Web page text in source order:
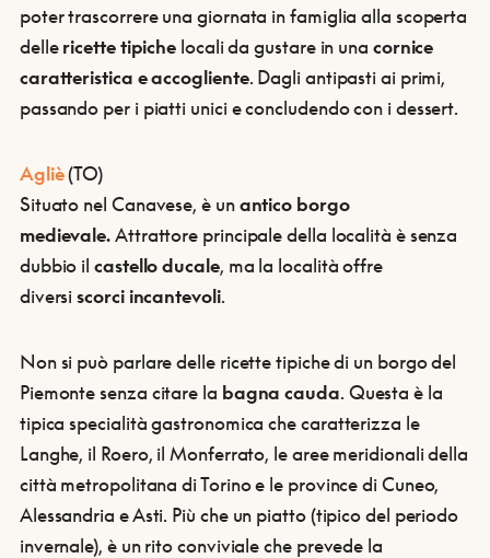
poter trascorrere una giornata in famiglia alla scoperta
dellericette tipiche locali da gustare in una cornice
caratteristica e accogliente. Dagli antipasti ai primi,
passando per i piatti unici e concludendo con i dessert.
Agliè(TO)
Situato nel Canavese, è unantico borgo
medievale.Attrattore principale della località è senza
dubbio ilcastello ducale, ma la località offre
diversiscorci incantevoli.
Non si può parlare delle ricette tipiche di un borgo del
Piemonte senza citare la bagna cauda. Questa è la
tipica specialità gastronomica che caratterizza le
Langhe, il Roero, il Monferrato, le aree meridionali della
città metropolitana di Torino e le province di Cuneo,
Alessandria e Asti. Più che un piatto (tipico del periodo
invernale), è un rito conviviale che prevede la